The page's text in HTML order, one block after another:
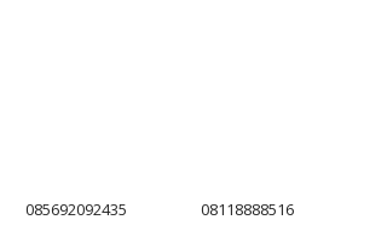
085692092435 08118888516